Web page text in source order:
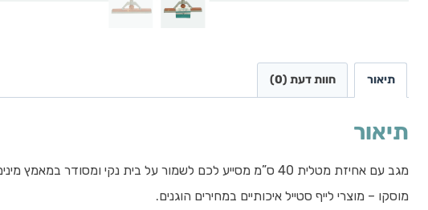
תיאור חוות דעת (0)
תיאור
מוסקו – מוצרי לייף סטייל איכותיים במחירים הוגנים.